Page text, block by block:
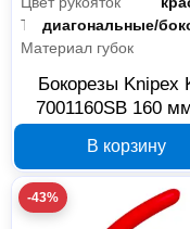
Типдиагональные/
Материал губок
Бокорезы Knipex
7001160SB 160
В корзину
-43%